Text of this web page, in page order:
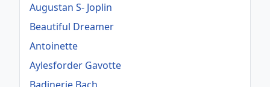
Augustan S- Joplin
Beautiful Dreamer
Antoinette
Aylesforder Gavotte